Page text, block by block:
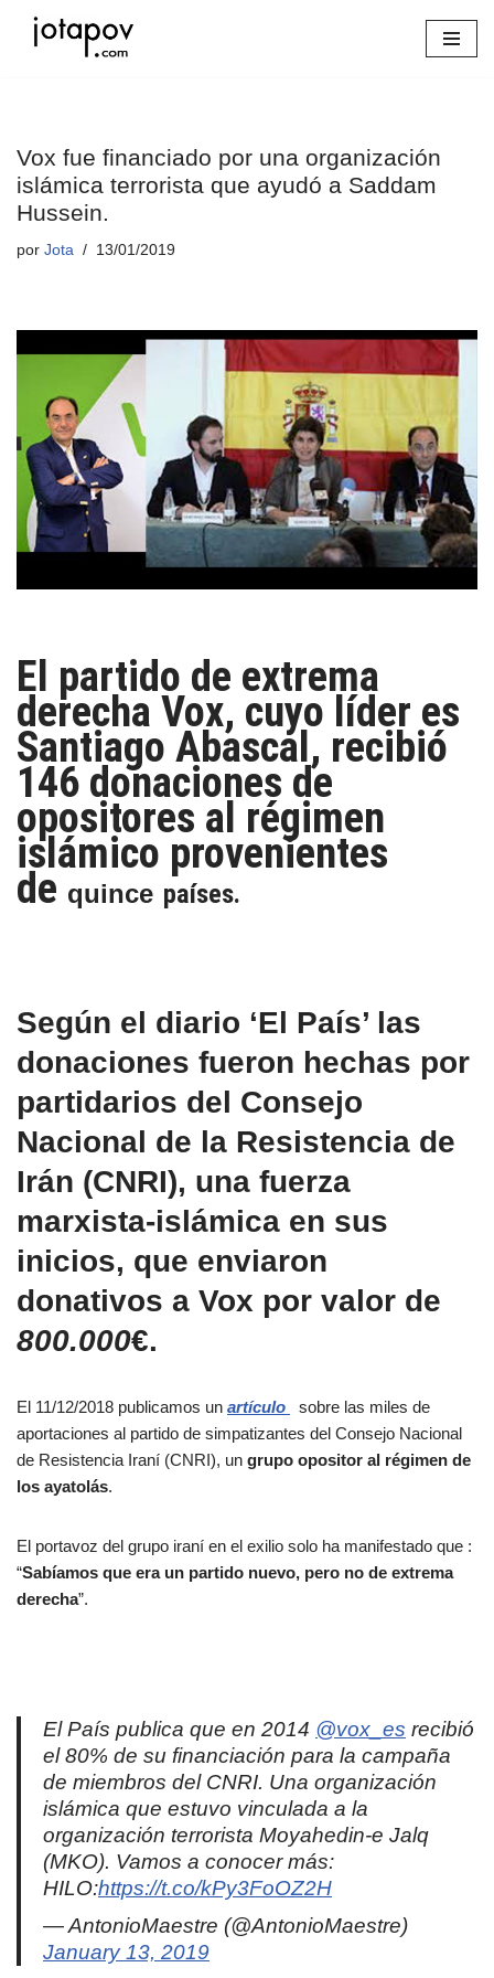
Vox fue financiado por una organización
islámica terrorista que ayudó a Saddam
Hussein.
por Jota 13/01/2019
El partido de extrema
derecha Vox, cuyo líder es
Santiago Abascal, recibió
146 donaciones de
opositores al régimen
islámico provenientes
de quince países.
Según el diario ‘El País’ las
donaciones fueron hechas por
partidarios del Consejo
Nacional de la Resistencia de
Irán (CNRI), una fuerza
marxista-islámica en sus
inicios, que enviaron
donativos a Vox por valor de
800.000€.
El 11/12/2018 publicamos un artículo
sobre las miles de
aportaciones al partido de simpatizantes del Consejo Nacional
de Resistencia Iraní (CNRI), un grupo opositor al régimen de
los ayatolás.
El portavoz del grupo iraní en el exilio solo ha manifestado que :
“Sabíamos que era un partido nuevo, pero no de extrema
derecha”.
El País publica que en 2014 @vox_es recibió
el 80% de su financiación para la campaña
de miembros del CNRI. Una organización
islámica que estuvo vinculada a la
organización terrorista Moyahedin-e Jalq
(MKO). Vamos a conocer más:
HILO:https://t.co/kPy3FoOZ2H
— AntonioMaestre (@AntonioMaestre)
January 13, 2019